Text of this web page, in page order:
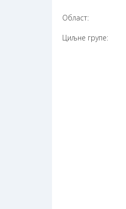
Област:
Циљне групе: